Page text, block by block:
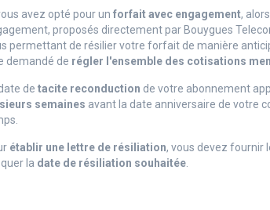
avez opté pour un forfait avec engagement,
proposés directement par Bouygues
permettant de résilier votre forfait de manière
demandé de régler l'ensemble des cotisations
de tacite reconduction de votre abonnement
semaines avant la date anniversaire de votre
établir une lettre de résiliation, vous devez fournir
la date de résiliation souhaitée